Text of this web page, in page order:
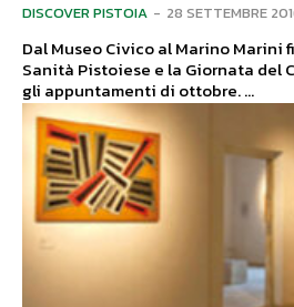
DISCOVER PISTOIA - 28 SETTEMBRE
Dal Museo Civico al Marino Marini
Sanità Pistoiese e la Giornata del
gli appuntamenti di ottobre. ...